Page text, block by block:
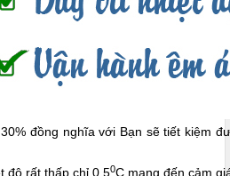
đồng nghĩa với Bạn sẽ tiết kiệm
độ rất thấp chỉ 0.50C mang đến cảm